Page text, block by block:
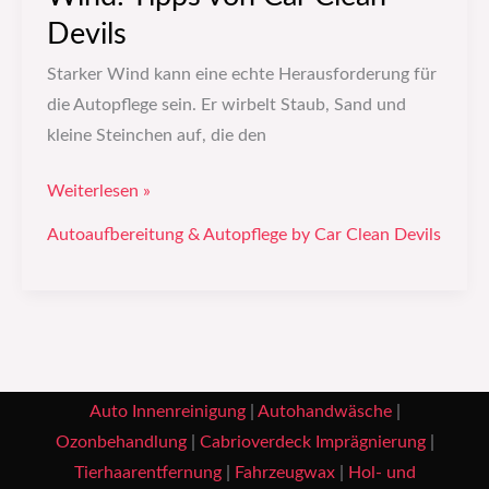
Devils
Starker Wind kann eine echte Herausforderung für
die Autopflege sein. Er wirbelt Staub, Sand und
kleine Steinchen auf, die den
Weiterlesen »
Autoaufbereitung & Autopflege by Car Clean Devils
Auto Innenreinigung| Autohandwäsche|
Ozonbehandlung| Cabrioverdeck Imprägnierung|
Tierhaarentfernung| Fahrzeugwax| Hol- und